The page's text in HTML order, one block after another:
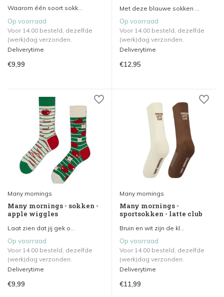
Waarom één soort sokk...
Op voorraad
Voor 14.00 besteld, dezelfde
(werk)dag verzonden.
Deliverytime
€9,99
Met deze blauwe sokken ...
Op voorraad
Voor 14.00 besteld, dezelfde
(werk)dag verzonden.
Deliverytime
€12,95
Many mornings
Many mornings - sokken -
apple wiggles
Laat zien dat jij gek o...
Op voorraad
Voor 14.00 besteld, dezelfde
(werk)dag verzonden.
Deliverytime
€9,99
Many mornings
Many mornings -
sportsokken - latte club
Bruin en wit zijn de kl...
Op voorraad
Voor 14.00 besteld, dezelfde
(werk)dag verzonden.
Deliverytime
€11,99